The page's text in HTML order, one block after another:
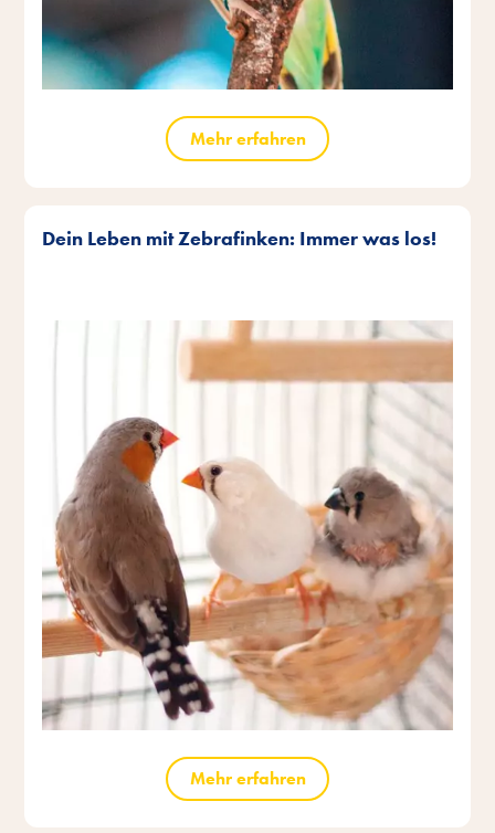
Mehr erfahren
Dein Leben mit Zebrafinken: Immer was los!
Mehr erfahren